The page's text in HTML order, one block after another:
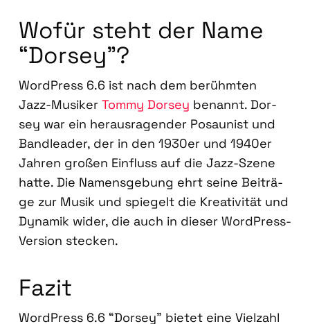
Wofür steht der Name
“Dor­sey”?
Word­Press 6.6 ist nach dem berühm­ten
Jazz-Musi­ker Tom­my Dor­sey benannt. Dor­
sey war ein her­aus­ra­gen­der Posau­nist und
Band­lea­der, der in den 1930er und 1940er
Jah­ren gro­ßen Ein­fluss auf die Jazz-Sze­ne
hat­te. Die Namens­ge­bung ehrt sei­ne Bei­trä­
ge zur Musik und spie­gelt die Krea­ti­vi­tät und
Dyna­mik wider, die auch in die­ser Word­Press-
Ver­si­on ste­cken.
Fazit
Word­Press 6.6 “Dor­sey” bie­tet eine Viel­zahl